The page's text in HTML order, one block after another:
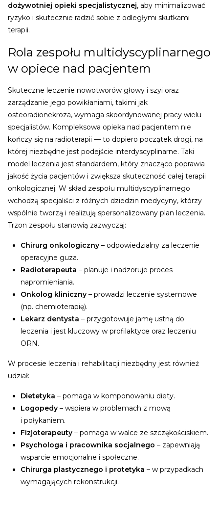
dożywotniej opieki specjalistycznej, aby minimalizować
ryzyko i skutecznie radzić sobie z odległymi skutkami
terapii.
Rola zespołu multidyscyplinarnego
w opiece nad pacjentem
Skuteczne leczenie nowotworów głowy i szyi oraz
zarządzanie jego powikłaniami, takimi jak
osteoradionekroza, wymaga skoordynowanej pracy wielu
specjalistów. Kompleksowa opieka nad pacjentem nie
kończy się na radioterapii — to dopiero początek drogi, na
której niezbędne jest podejście interdyscyplinarne. Taki
model leczenia jest standardem, który znacząco poprawia
jakość życia pacjentów i zwiększa skuteczność całej terapii
onkologicznej. W skład zespołu multidyscyplinarnego
wchodzą specjaliści z różnych dziedzin medycyny, którzy
wspólnie tworzą i realizują spersonalizowany plan leczenia.
Trzon zespołu stanowią zazwyczaj:
Chirurg onkologiczny – odpowiedzialny za leczenie
operacyjne guza.
Radioterapeuta – planuje i nadzoruje proces
napromieniania.
Onkolog kliniczny – prowadzi leczenie systemowe
(np. chemioterapię).
Lekarz dentysta – przygotowuje jamę ustną do
leczenia i jest kluczowy w profilaktyce oraz leczeniu
ORN.
W procesie leczenia i rehabilitacji niezbędny jest również
udział:
Dietetyka – pomaga w komponowaniu diety.
Logopedy – wspiera w problemach z mową
i połykaniem.
Fizjoterapeuty – pomaga w walce ze szczękościskiem.
Psychologa i pracownika socjalnego – zapewniają
wsparcie emocjonalne i społeczne.
Chirurga plastycznego i protetyka – w przypadkach
wymagających rekonstrukcji.